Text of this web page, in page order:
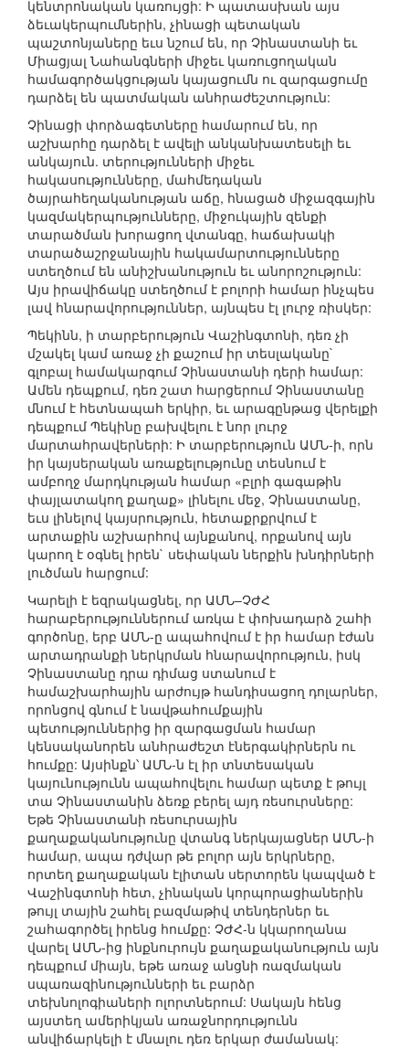
կենտրոնական կառույցի: Ի պատասխան այս
ձեւակերպումներին, չինացի պետական
պաշտոնյաները եւս նշում են, որ Չինաստանի եւ
Միացյալ Նահանգների միջեւ կառուցողական
համագործակցության կայացումն ու զարգացումը
դարձել են պատմական անհրաժեշտություն:
Չինացի փորձագետները համարում են, որ
աշխարհը դարձել է ավելի անկանխատեսելի եւ
անկայուն. տերությունների միջեւ
հակասությունները, մահմեդական
ծայրահեղականության աճը, հնացած միջազգային
կազմակերպությունները, միջուկային զենքի
տարածման խորացող վտանգը, հաճախակի
տարածաշրջանային հակամարտությունները
ստեղծում են անիշխանություն եւ անորոշություն:
Այս իրավիճակը ստեղծում է բոլորի համար ինչպես
լավ հնարավորություններ, այնպես էլ լուրջ ռիսկեր:
Պեկինն, ի տարբերություն Վաշինգտոնի, դեռ չի
մշակել կամ առաջ չի քաշում իր տեսլականը`
գլոբալ համակարգում Չինաստանի դերի համար:
Ամեն դեպքում, դեռ շատ հարցերում Չինաստանը
մնում է հետնապահ երկիր, եւ արագընթաց վերելքի
դեպքում Պեկինը բախվելու է նոր լուրջ
մարտահրավերների: Ի տարբերություն ԱՄՆ-ի, որն
իր կայսերական առաքելությունը տեսնում է
ամբողջ մարդկության համար «բլրի գագաթին
փայլատակող քաղաք» լինելու մեջ, Չինաստանը,
եւս լինելով կայսրություն, հետաքրքրվում է
արտաքին աշխարհով այնքանով, որքանով այն
կարող է օգնել իրեն` սեփական ներքին խնդիրների
լուծման հարցում:
Կարելի է եզրակացնել, որ ԱՄՆ–ՉԺՀ
հարաբերություններում առկա է փոխադարձ շահի
գործոնը, երբ ԱՄՆ-ը ապահովում է իր համար էժան
արտադրանքի ներկրման հնարավորություն, իսկ
Չինաստանը դրա դիմաց ստանում է
համաշխարհային արժույթ հանդիսացող դոլարներ,
որոնցով գնում է նավթահումքային
պետություններից իր զարգացման համար
կենսականորեն անհրաժեշտ էներգակիրներն ու
հումքը: Այսինքն՝ ԱՄՆ-ն էլ իր տնտեսական
կայունությունն ապահովելու համար պետք է թույլ
տա Չինաստանին ձեռք բերել այդ ռեսուրսները:
Եթե Չինաստանի ռեսուրսային
քաղաքականությունը վտանգ ներկայացներ ԱՄՆ-ի
համար, ապա դժվար թե բոլոր այն երկրները,
որտեղ քաղաքական էլիտան սերտորեն կապված է
Վաշինգտոնի հետ, չինական կորպորացիաներին
թույլ տային շահել բազմաթիվ տենդերներ եւ
շահագործել իրենց հումքը: ՉԺՀ-ն կկարողանա
վարել ԱՄՆ-ից ինքնուրույն քաղաքականություն այն
դեպքում միայն, եթե առաջ անցնի ռազմական
սպառազինությունների եւ բարձր
տեխնոլոգիաների ոլորտներում: Սակայն հենց
այստեղ ամերիկյան առաջնորդությունն
անվիճարկելի է մնալու դեռ երկար ժամանակ: